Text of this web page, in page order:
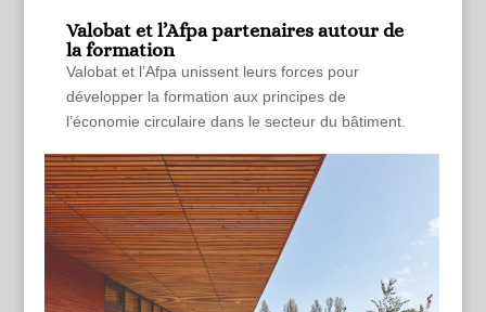
Valobat et l’Afpa partenaires autour de
la formation
Valobat et l’Afpa unissent leurs forces pour
développer la formation aux principes de
l’économie circulaire dans le secteur du bâtiment.